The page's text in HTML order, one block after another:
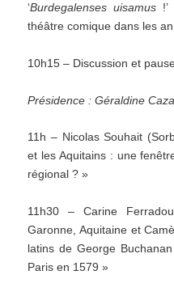
‘Burdegalenses uisamus
théâtre comique dans les
10h15 – Discussion et
Présidence : Géraldine
11h – Nicolas Souhait
et les Aquitains : une
régional ? »
11h30 – Carine
Garonne, Aquitaine et
latins de George
Paris en 1579 »